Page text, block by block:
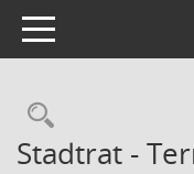
Toggle navigation
Stadtrat -